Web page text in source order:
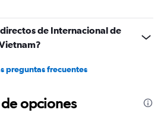
de Internacional de
preguntas frecuentes
opciones